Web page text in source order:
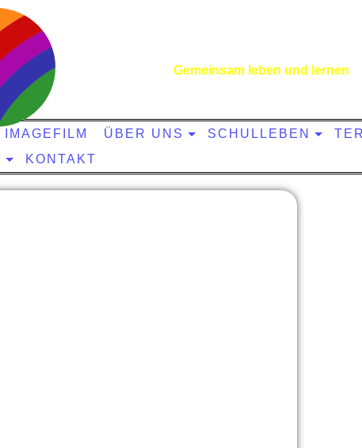
Gemeinsam leben und lernen
IMAGEFILM ÜBER UNS SCHULLEBEN
KONTAKT